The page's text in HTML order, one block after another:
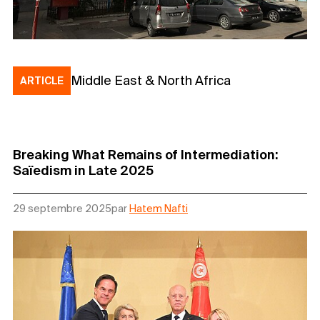
ARTICLE Middle East & North Africa
Breaking What Remains of Intermediation:
Saïedism in Late 2025
29 septembre 2025par Hatem Nafti